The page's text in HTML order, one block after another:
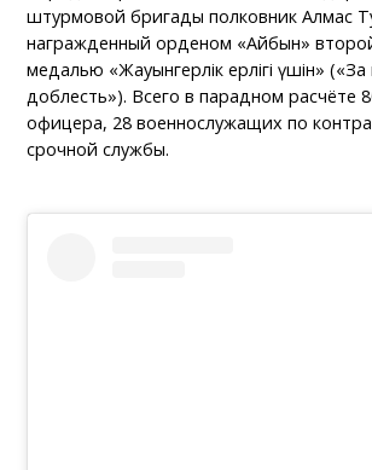
штурмовой бригады полковник Алмас
награжденный орденом «Айбын»
медалью «Жауынгерлік ерлігі үшін»
доблесть»). Всего в парадном расчёте
офицера, 28 военнослужащих по
срочной службы.